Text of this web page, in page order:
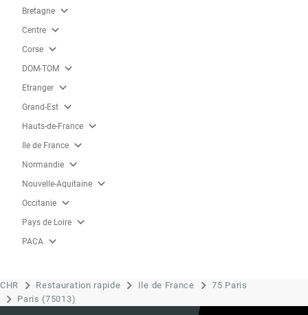
Bretagne expand_more
Centre expand_more
Corse expand_more
DOM-TOM expand_more
Etranger expand_more
Grand-Est expand_more
Hauts-de-France expand_more
Ile de France expand_more
Normandie expand_more
Nouvelle-Aquitaine expand_more
Occitanie expand_more
Pays de Loire expand_more
PACA expand_more
CHR Restauration rapide Ile de France
75 Paris
Paris (75013)